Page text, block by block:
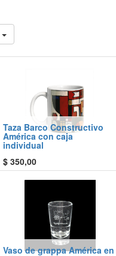
Taza Barco Constructivo
América con caja
individual
$ 350,00
Vaso de grappa América en